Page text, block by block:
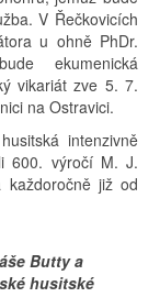
V Řečkovicích
u ohně PhDr.
ekumenická
vikariát zve 5. 7.
na Ostravici.
intenzivně
600. výročí M. J.
každoročně již od
Butty a
husitské